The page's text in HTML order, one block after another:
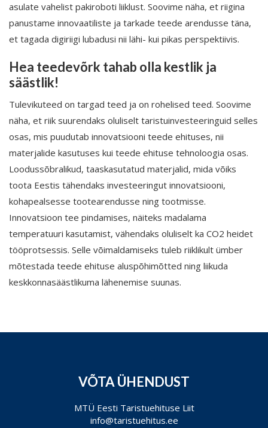
asulate vahelist pakiroboti liiklust. Soovime näha, et riigina
panustame innovaatiliste ja tarkade teede arendusse täna,
et tagada digiriigi lubadusi nii lähi- kui pikas perspektiivis.
Hea teedevõrk tahab olla kestlik ja
säästlik!
Tulevikuteed on targad teed ja on rohelised teed. Soovime
näha, et riik suurendaks oluliselt taristuinvesteeringuid selles
osas, mis puudutab innovatsiooni teede ehituses, nii
materjalide kasutuses kui teede ehituse tehnoloogia osas.
Loodussõbralikud, taaskasutatud materjalid, mida võiks
toota Eestis tähendaks investeeringut innovatsiooni,
kohapealsesse tootearendusse ning tootmisse.
Innovatsioon tee pindamises, näiteks madalama
temperatuuri kasutamist, vähendaks oluliselt ka CO2 heidet
tööprotsessis. Selle võimaldamiseks tuleb riiklikult ümber
mõtestada teede ehituse aluspõhimõtted ning liikuda
keskkonnasäästlikuma lähenemise suunas.
VÕTA ÜHENDUST
MTÜ Eesti Taristuehituse Liit
info@taristuehitus.ee